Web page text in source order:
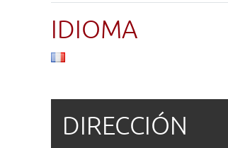
IDIOMA
DIRECCIÓN